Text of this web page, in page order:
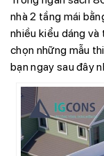
nhà 2 tầng mái
nhiều kiểu dáng và
chọn những mẫu
bạn ngay sau đây